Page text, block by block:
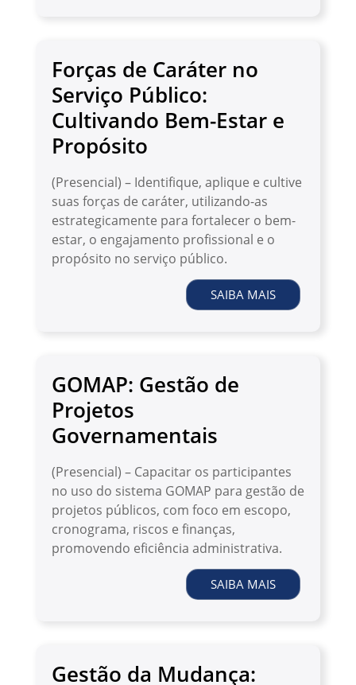
Forças de Caráter no
Serviço Público:
Cultivando Bem-Estar e
Propósito
(Presencial) – Identifique, aplique e cultive
suas forças de caráter, utilizando-as
estrategicamente para fortalecer o bem-
estar, o engajamento profissional e o
propósito no serviço público.
SAIBA MAIS
GOMAP: Gestão de
Projetos
Governamentais
(Presencial) – Capacitar os participantes
no uso do sistema GOMAP para gestão de
projetos públicos, com foco em escopo,
cronograma, riscos e finanças,
promovendo eficiência administrativa.
SAIBA MAIS
Gestão da Mudança: